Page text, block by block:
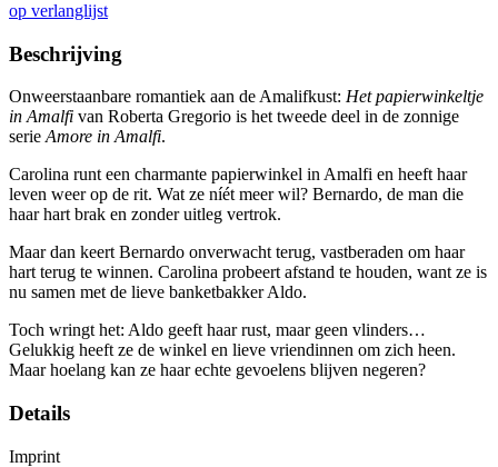
op verlanglijst
Beschrijving
Onweerstaanbare romantiek aan de Amalifkust: Het papierwinkeltje
in Amalfi van Roberta Gregorio is het tweede deel in de zonnige
serieAmore in Amalfi.
Carolina runt een charmante papierwinkel in Amalfi en heeft haar
leven weer op de rit. Wat ze níét meer wil? Bernardo, de man die
haar hart brak en zonder uitleg vertrok.
Maar dan keert Bernardo onverwacht terug, vastberaden om haar
hart terug te winnen. Carolina probeert afstand te houden, want ze is
nu samen met de lieve banketbakker Aldo.
Toch wringt het: Aldo geeft haar rust, maar geen vlinders…
Gelukkig heeft ze de winkel en lieve vriendinnen om zich heen.
Maar hoelang kan ze haar echte gevoelens blijven negeren?
Details
Imprint